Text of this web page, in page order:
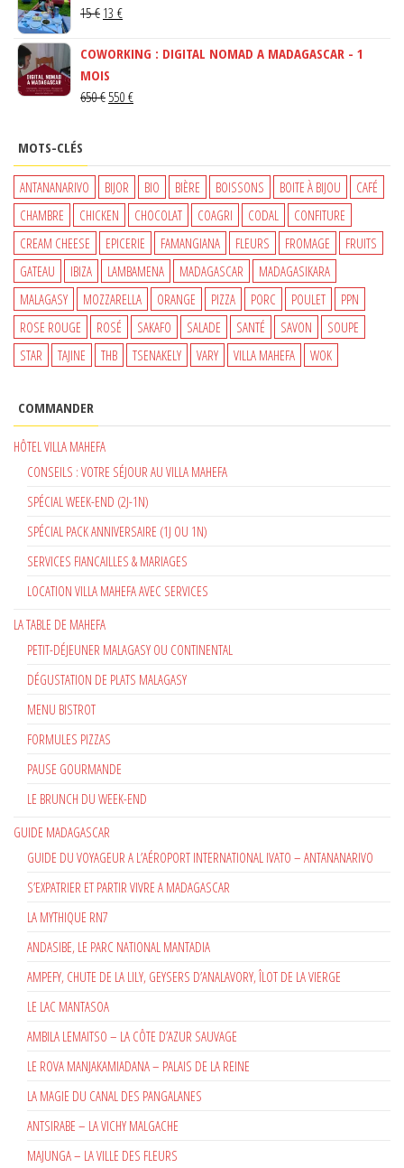
ÉTAIT :
15€ LE
INITIAL
ÉTAIT :
15 €.
13 €LE
ACTUEL
13 €.
COWORKING : DIGITAL NOMAD A MADAGASCAR - 1
MOIS
650€ LE
650 €.
550 €LE
550 €.
MOTS-CLÉS
ANTANANARIVO BIJOR BIO BIÈRE BOISSONS BOITE À BIJOU
CAFÉ
CHAMBRE
CHICKEN CHOCOLAT COAGRI CODAL
CONFITURE
CREAM CHEESE
EPICERIE FAMANGIANA FLEURS FROMAGE
FRUITS
GATEAU
IBIZA LAMBAMENA MADAGASCAR
MADAGASIKARA
MALAGASY
MOZZARELLA ORANGE PIZZA PORC POULET
PPN
ROSE ROUGE
ROSÉ SAKAFO SALADE SANTÉ SAVON
SOUPE
STAR
TAJINE THB TSENAKELY VARY VILLA MAHEFA WOK
COMMANDER
HÔTEL VILLA MAHEFA
CONSEILS : VOTRE SÉJOUR AU VILLA MAHEFA
SPÉCIAL WEEK-END (2J-1N)
SPÉCIAL PACK ANNIVERSAIRE (1J OU 1N)
SERVICES FIANCAILLES & MARIAGES
LOCATION VILLA MAHEFA AVEC SERVICES
LA TABLE DE MAHEFA
PETIT-DÉJEUNER MALAGASY OU CONTINENTAL
DÉGUSTATION DE PLATS MALAGASY
MENU BISTROT
FORMULES PIZZAS
PAUSE GOURMANDE
LE BRUNCH DU WEEK-END
GUIDE MADAGASCAR
GUIDE DU VOYAGEUR A L’AÉROPORT INTERNATIONAL IVATO – ANTANANARIVO
S’EXPATRIER ET PARTIR VIVRE A MADAGASCAR
LA MYTHIQUE RN7
ANDASIBE, LE PARC NATIONAL MANTADIA
AMPEFY, CHUTE DE LA LILY, GEYSERS D’ANALAVORY, ÎLOT DE LA VIERGE
LE LAC MANTASOA
AMBILA LEMAITSO – LA CÔTE D’AZUR SAUVAGE
LE ROVA MANJAKAMIADANA – PALAIS DE LA REINE
LA MAGIE DU CANAL DES PANGALANES
ANTSIRABE – LA VICHY MALGACHE
MAJUNGA – LA VILLE DES FLEURS